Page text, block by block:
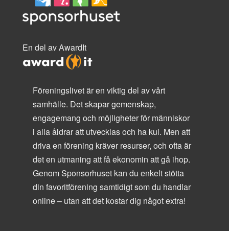
En del av AwardIt
Föreningslivet är en viktig del av vårt
samhälle. Det skapar gemenskap,
engagemang och möjligheter för människor
i alla åldrar att utvecklas och ha kul. Men att
driva en förening kräver resurser, och ofta är
det en utmaning att få ekonomin att gå ihop.
Genom Sponsorhuset kan du enkelt stötta
din favoritförening samtidigt som du handlar
online – utan att det kostar dig något extra!